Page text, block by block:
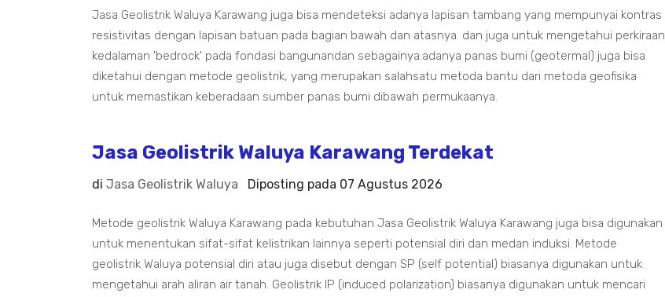
Jasa Geolistrik Waluya Karawang juga bisa mendeteksi adanya lapisan tambang yang mempunyai kontras
resistivitas dengan lapisan batuan pada bagian bawah dan atasnya. dan juga untuk mengetahui perkiraan
kedalaman 'bedrock' pada fondasi bangunandan sebagainya.adanya panas bumi (geotermal) juga bisa
diketahui dengan metode geolistrik, yang merupakan salahsatu metoda bantu dari metoda geofisika
untuk memastikan keberadaan sumber panas bumi dibawah permukaanya.
Jasa Geolistrik Waluya Karawang Terdekat
di Jasa Geolistrik Waluya Diposting pada 07 Agustus 2026
Metode geolistrik Waluya Karawang pada kebutuhan Jasa Geolistrik Waluya Karawang juga bisa digunakan
untuk menentukan sifat-sifat kelistrikan lainnya seperti potensial diri dan medan induksi. Metode
geolistrik Waluya potensial diri atau juga disebut dengan SP (self potential) biasanya digunakan untuk
mengetahui arah aliran air tanah. Geolistrik IP (induced polarization) biasanya digunakan untuk mencari